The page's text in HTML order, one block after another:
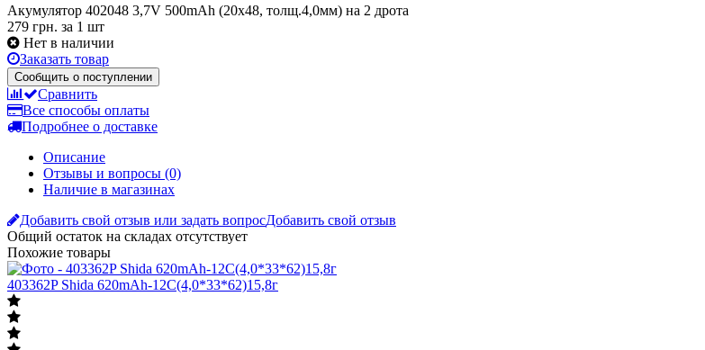
Акумулятор 402048 3,7V 500mAh (20x48, толщ.4,0мм) на 2 дрота
279 грн. за 1 шт
Нет в наличии
Заказать товар
Сообщить о поступлении
Сравнить
Все способы оплаты
Подробнее о доставке
Описание
Отзывы и вопросы (0)
Наличие в магазинах
Добавить свой отзыв или задать вопросДобавить свой отзыв
Общий остаток на складах отсутствует
Похожие товары
403362P Shida 620mAh-12C(4,0*33*62)15,8г